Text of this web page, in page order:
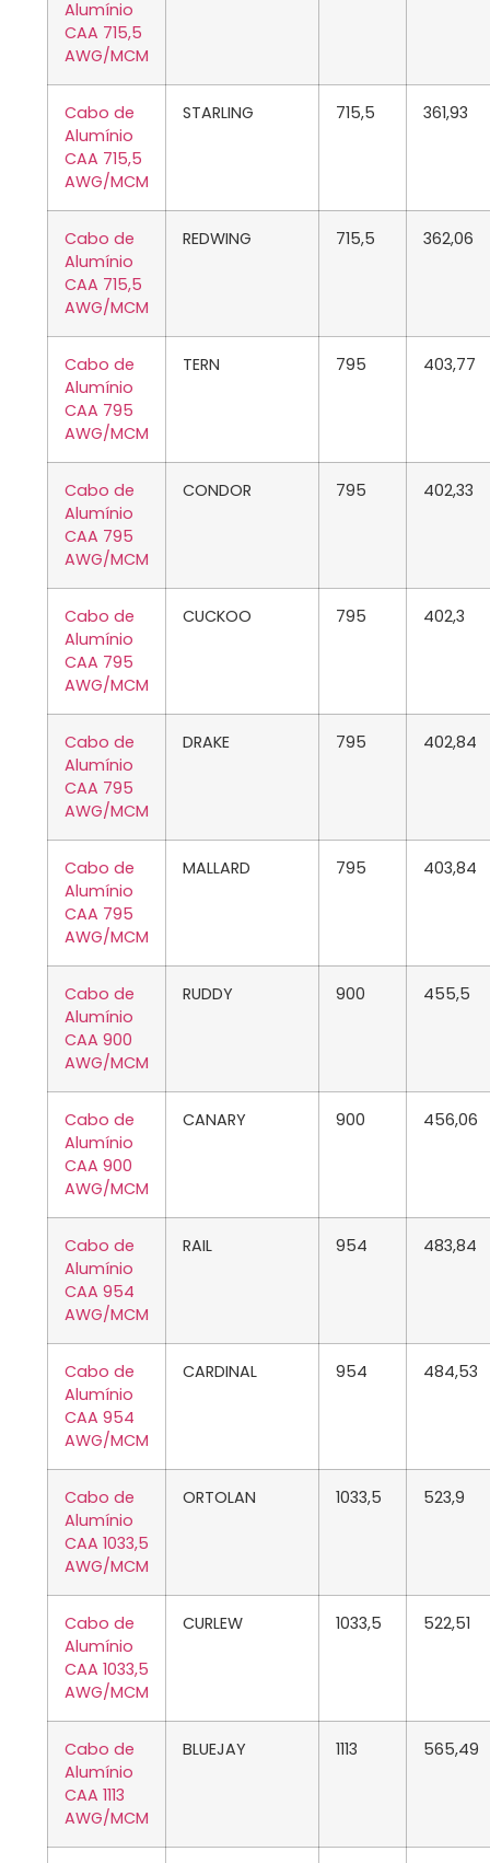
Alumínio
CAA 715,5
AWG/MCM
Cabo de
Alumínio
CAA 715,5
AWG/MCM
STARLING 715,5 361,93
Cabo de
Alumínio
CAA 715,5
AWG/MCM
REDWING 715,5 362,06
Cabo de
Alumínio
CAA 795
AWG/MCM
TERN 795 403,77
Cabo de
Alumínio
CAA 795
AWG/MCM
CONDOR 795 402,33
Cabo de
Alumínio
CAA 795
AWG/MCM
CUCKOO 795 402,3
Cabo de
Alumínio
CAA 795
AWG/MCM
DRAKE 795 402,84
Cabo de
Alumínio
CAA 795
AWG/MCM
MALLARD 795 403,84
Cabo de
Alumínio
CAA 900
AWG/MCM
RUDDY 900 455,5
Cabo de
Alumínio
CAA 900
AWG/MCM
CANARY 900 456,06
Cabo de
Alumínio
CAA 954
AWG/MCM
RAIL 954 483,84
Cabo de
Alumínio
CAA 954
AWG/MCM
CARDINAL 954 484,53
Cabo de
Alumínio
CAA 1033,5
AWG/MCM
ORTOLAN 1033,5 523,9
Cabo de
Alumínio
CAA 1033,5
AWG/MCM
CURLEW 1033,5 522,51
Cabo de
Alumínio
CAA 1113
AWG/MCM
BLUEJAY 1113 565,49